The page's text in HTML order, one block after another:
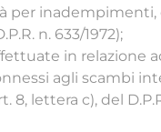
inadempimenti,
n. 633/1972);
in relazione
agli scambi
lettera c), del